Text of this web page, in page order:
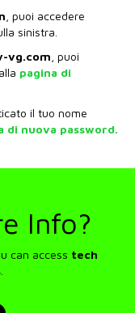
, puoi accedere
sinistra.
vg.com , puoi
pagina di
il tuo nome
di nuova password.
Info?
can access tech